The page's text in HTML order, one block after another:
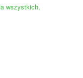
wszystkich,